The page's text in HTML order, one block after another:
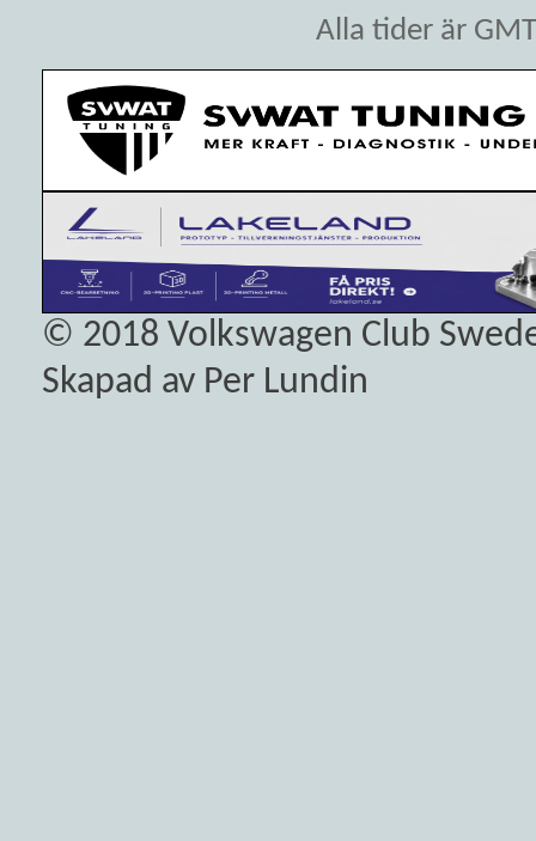
Alla tider är
© 2018 Volkswagen Club
Skapad av Per Lundin